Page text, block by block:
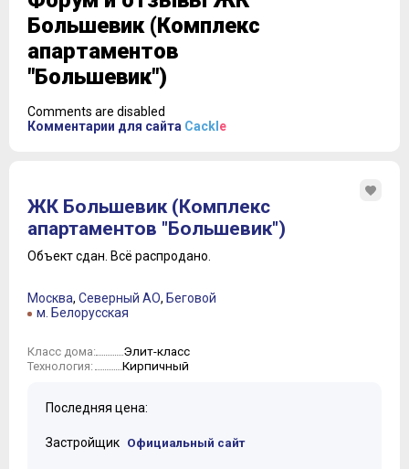
Большевик (Комплекс
апартаментов
"Большевик")
Comments are disabled
Комментарии для сайта Cackl e
ЖК Большевик (Комплекс
апартаментов "Большевик")
Объект сдан. Всё распродано.
Москва, Северный АО, Беговой
м. Белорусская
Класс дома: Элит-класс
Технология: Кирпичный
Последняя цена:
Застройщик Официальный сайт